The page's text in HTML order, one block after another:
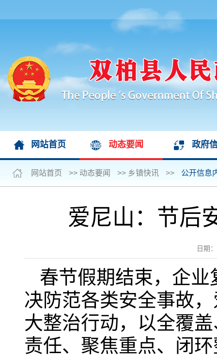
网站首页 动态要闻 政府
网站首页 >> 动态要闻 >> 乡镇快讯 >> 公开信息
爱尼山：节后
日期
春节假期结束，企
决防范各类安全事故
大整治行动，以全覆
责任、聚焦重点、闭